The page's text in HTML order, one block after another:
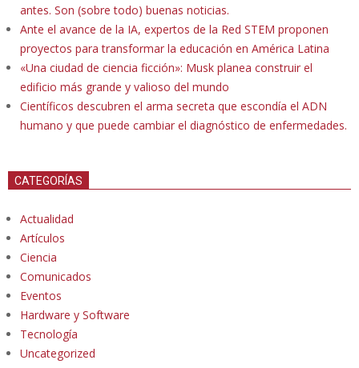
antes. Son (sobre todo) buenas noticias.
Ante el avance de la IA, expertos de la Red STEM proponen
proyectos para transformar la educación en América Latina
«Una ciudad de ciencia ficción»: Musk planea construir el
edificio más grande y valioso del mundo
Científicos descubren el arma secreta que escondía el ADN
humano y que puede cambiar el diagnóstico de enfermedades.
CATEGORÍAS
Actualidad
Artículos
Ciencia
Comunicados
Eventos
Hardware y Software
Tecnología
Uncategorized